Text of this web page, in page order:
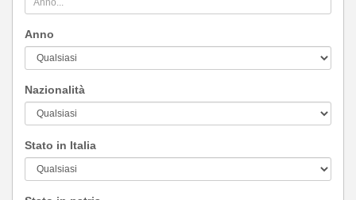
Anno
Nazionalità
Stato in Italia